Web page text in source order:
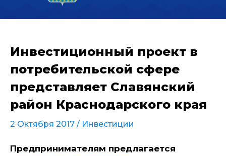
Инвестиционный проект в
потребительской сфере
представляет Славянский
район Краснодарского края
2 Октября 2017 / Инвестиции
Предпринимателям предлагается